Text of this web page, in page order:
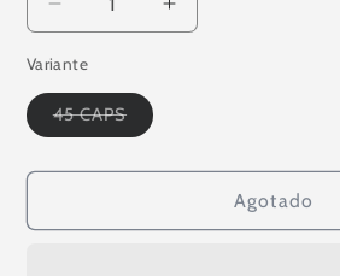
Reducir
cantidad
para
INSANE
CUTZ
CAPS
Aumentar
cantidad
CAPS
Variante
45 CAPSVariante
agotada
Agotado